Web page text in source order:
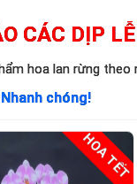
tạo ra các mẫu
cam kết
làng hoa Lâm Đồng)
CÁC DỊP
hoa lan rừng theo
chóng!
HOA TẾT